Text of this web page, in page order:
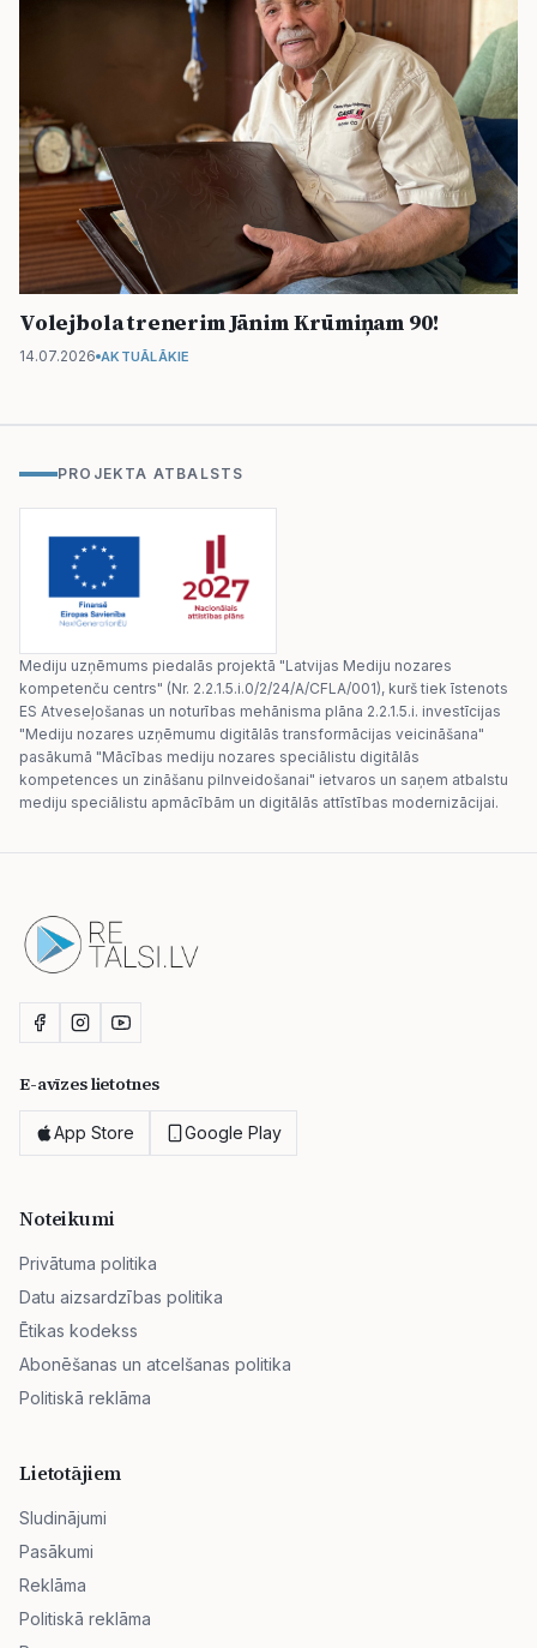
Volejbola trenerim Jānim Krūmiņam 90!
14.07.2026 AKTUĀLĀKIE
PROJEKTA ATBALSTS
Mediju uzņēmums piedalās projektā "Latvijas Mediju nozares
kompetenču centrs" (Nr. 2.2.1.5.i.0/2/24/A/CFLA/001), kurš tiek īstenots
ES Atveseļošanas un noturības mehānisma plāna 2.2.1.5.i. investīcijas
"Mediju nozares uzņēmumu digitālās transformācijas veicināšana"
pasākumā "Mācības mediju nozares speciālistu digitālās
kompetences un zināšanu pilnveidošanai" ietvaros un saņem atbalstu
mediju speciālistu apmācībām un digitālās attīstības modernizācijai.
E-avīzes lietotnes
App Store Google Play
Noteikumi
Privātuma politika
Datu aizsardzības politika
Ētikas kodekss
Abonēšanas un atcelšanas politika
Politiskā reklāma
Lietotājiem
Sludinājumi
Pasākumi
Reklāma
Politiskā reklāma